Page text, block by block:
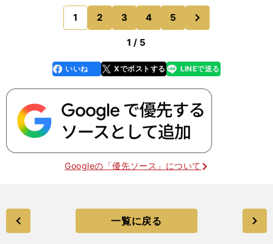
の平地で再び攻める。新しい６区の走りというのを
示せたと思います
1 2 3 4 5
のページへ
1 / 5
faceboo
k
いいね Xでポストする
line LINEで送る
Googleの「優先ソース」について
一覧に戻る